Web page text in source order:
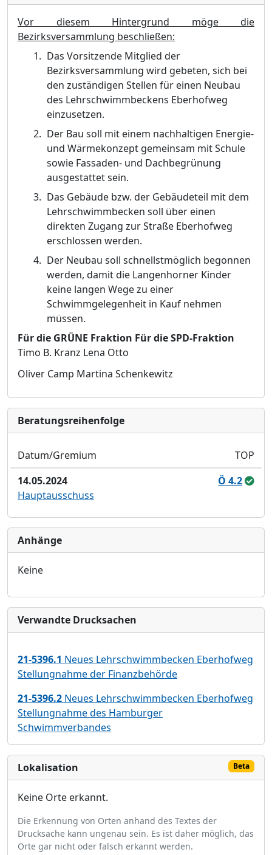
Vor diesem Hintergrund möge die
Bezirksversammlung beschließen:
Das Vorsitzende Mitglied der
Bezirksversammlung wird gebeten, sich bei
den zuständigen Stellen für einen Neubau
des Lehrschwimmbeckens Eberhofweg
einzusetzen.
Der Bau soll mit einem nachhaltigen Energie-
und Wärmekonzept gemeinsam mit Schule
sowie Fassaden- und Dachbegrünung
ausgestattet sein.
Das Gebäude bzw. der Gebäudeteil mit dem
Lehrschwimmbecken soll über einen
direkten Zugang zur Straße Eberhofweg
erschlossen werden.
Der Neubau soll schnellstmöglich begonnen
werden, damit die Langenhorner Kinder
keine langen Wege zu einer
Schwimmgelegenheit in Kauf nehmen
müssen.
Für die GRÜNE Fraktion Für die SPD-Fraktion
Timo B. Kranz Lena Otto
Oliver Camp Martina Schenkewitz
Bera­tungs­reihen­folge
Datum/Gremium
TOP
14.05.2024
Ö 4.2
Hauptausschuss
Anhänge
Keine
Verwandte Drucksachen
21-5396.1 Neues Lehrschwimmbecken Eberhofweg
Stellungnahme der Finanzbehörde
21-5396.2 Neues Lehrschwimmbecken Eberhofweg
Stellungnahme des Hamburger
Schwimmverbandes
Lokalisation Beta
Keine Orte erkannt.
Die Erkennung von Orten anhand des Textes der
Drucksache kann ungenau sein. Es ist daher möglich, das
Orte gar nicht oder falsch erkannt werden.